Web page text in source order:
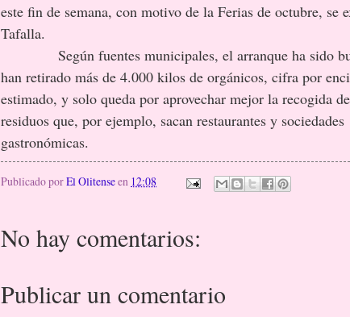
este fin de semana, con motivo de la Ferias de octubre, se
Tafalla.
Según fuentes municipales, el arranque ha sido
han retirado más de 4.000 kilos de orgánicos, cifra por
estimado, y solo queda por aprovechar mejor la recogida
residuos que, por ejemplo, sacan restaurantes y sociedades
gastronómicas.
Publicado porEl Olitenseen 12:08
No hay comentarios:
Publicar un comentario